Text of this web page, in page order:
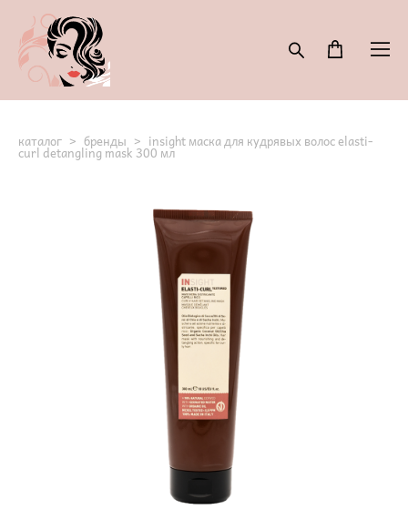
каталог > бренды > insight маска для кудрявых волос elasti-
curl detangling mask 300 мл